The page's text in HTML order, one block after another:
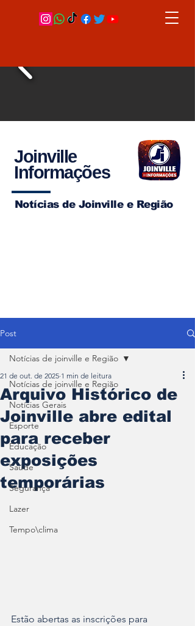
Joinville
Informações
Notícias de Joinville e Região
Post
Notícias de joinville e Região
Notícias Gerais
Esporte
Educação
Saúde
Segurança
Lazer
Tempo\clima
Notícias de joinville e Região
Arquivo Histórico de
Joinville abre edital
para receber
exposições
temporárias
21 de out. de 2025 1 min de leitura
Estão abertas as inscrições para